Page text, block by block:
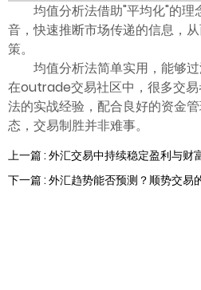
均值分析法借助"平均化"的
音，快速推断市场传递的信息，
策。
均值分析法简单实用，能够
在outrade交易社区中，很多交
法的实战经验，配合良好的资金
态，交易制胜并非难事。
上一篇 : 外汇交易中持续稳定盈利与财
下一篇 : 外汇趋势能否预测？顺势交易